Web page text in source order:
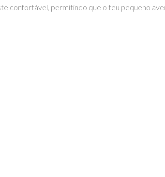
confortável, permitindo que o teu pequeno